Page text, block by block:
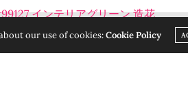
インテリアグリーン 造花
チロル＞シリーズ 30pc.ディナー
ボッテガ・ヴェネタ 財布 長財布
our use of cookies:Cookie Policy